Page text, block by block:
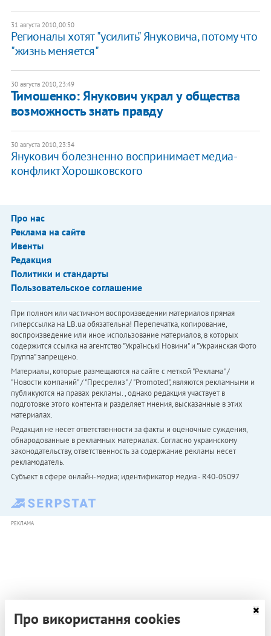
31 августа 2010, 00:50
Регионалы хотят "усилить" Януковича, потому что
"жизнь меняется"
30 августа 2010, 23:49
Тимошенко: Янукович украл у общества
возможность знать правду
30 августа 2010, 23:34
Янукович болезненно воспринимает медиа-
конфликт Хорошковского
Про нас
Реклама на сайте
Ивенты
Редакция
Политики и стандарты
Пользовательское соглашение
При полном или частичном воспроизведении материалов прямая
гиперссылка на LB.ua обязательна! Перепечатка, копирование,
воспроизведение или иное использование материалов, в которых
содержится ссылка на агентство "Українськi Новини" и "Украинская Фото
Группа" запрещено.
Материалы, которые размещаются на сайте с меткой "Реклама" /
"Новости компаний" / "Пресрелиз" / "Promoted", являются рекламными и
публикуются на правах рекламы. , однако редакция участвует в
подготовке этого контента и разделяет мнения, высказанные в этих
материалах.
Редакция не несет ответственности за факты и оценочные суждения,
обнародованные в рекламных материалах. Согласно украинскому
законодательству, ответственность за содержание рекламы несет
рекламодатель.
Субъект в сфере онлайн-медиа; идентификатор медиа - R40-05097
РЕКЛАМА
Про використання cookies